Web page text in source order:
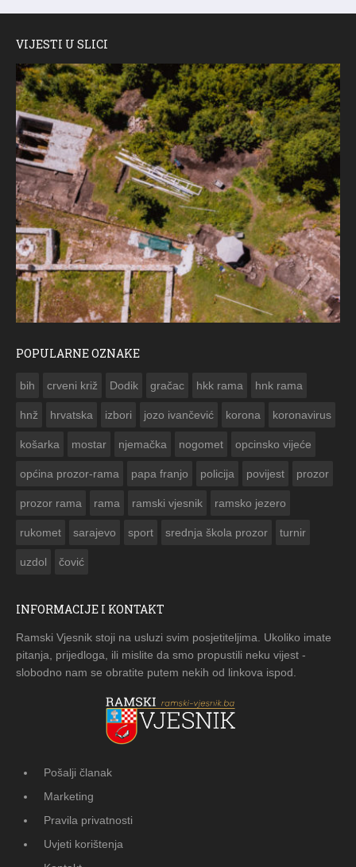
VIJESTI U SLICI
POPULARNE OZNAKE
bih crveni križ Dodik gračac hkk rama hnk rama
hnž hrvatska izbori jozo ivančević korona koronavirus
košarka mostar njemačka nogomet opcinsko vijeće
općina prozor-rama papa franjo policija povijest prozor
prozor rama rama ramski vjesnik ramsko jezero
rukomet sarajevo sport srednja škola prozor turnir
uzdol čović
INFORMACIJE I KONTAKT
Ramski Vjesnik stoji na usluzi svim posjetiteljima. Ukoliko imate
pitanja, prijedloga, ili mislite da smo propustili neku vijest -
slobodno nam se obratite putem nekih od linkova ispod.
Pošalji članak
Marketing
Pravila privatnosti
Uvjeti korištenja